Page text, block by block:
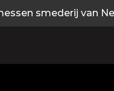
smederij van